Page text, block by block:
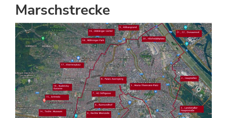
Marschstrecke